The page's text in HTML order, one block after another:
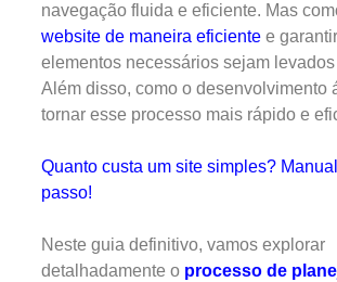
navegação fluida e eficiente. Mas
website de maneira eficiente e
elementos necessários sejam
Além disso, como o desenvolvimento
tornar esse processo mais rápido e
Quanto custa um site simples?
passo!
Neste guia definitivo, vamos explorar
detalhadamente o processo de